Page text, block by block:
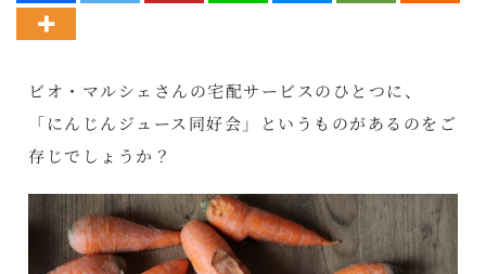
ビオ・マルシェさんの宅配サービスのひとつに、
「にんじんジュース同好会」というものがあるのをご
存じでしょうか？